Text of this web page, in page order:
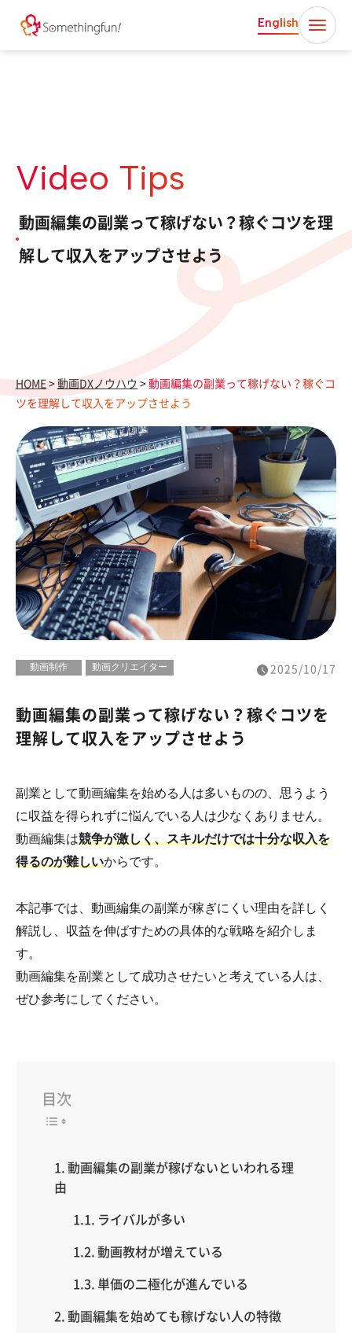
English
Video Tips
動画編集の副業って稼げない？稼ぐコツを理
解して収入をアップさせよう
HOME > 動画DXノウハウ > 動画編集の副業って稼げない？稼ぐコ
ツを理解して収入をアップさせよう
動画制作 動画クリエイター 2025/10/17
動画編集の副業って稼げない？稼ぐコツを
理解して収入をアップさせよう
副業として動画編集を始める人は多いものの、思うよう
に収益を得られずに悩んでいる人は少なくありません。
動画編集は競争が激しく、スキルだけでは十分な収入を
得るのが難しいからです。
本記事では、動画編集の副業が稼ぎにくい理由を詳しく
解説し、収益を伸ばすための具体的な戦略を紹介しま
す。
動画編集を副業として成功させたいと考えている人は、
ぜひ参考にしてください。
目次
動画編集の副業が稼げないといわれる理
由
ライバルが多い
動画教材が増えている
単価の二極化が進んでいる
動画編集を始めても稼げない人の特徴